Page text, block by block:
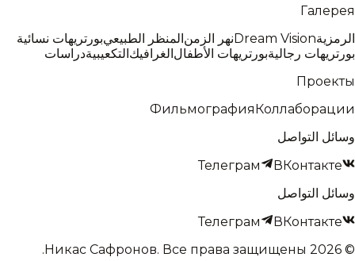
Галерея
الرمزيةDream Vision نهر الزمن المنظر الطبيعيبورتريهات نسائية
بورتريهات رجاليةبورتريهات الأطفال الغرافيك التكعيبيةدراسات
Проекты
Коллаборации
Фильмография
وسائل التواصل
ВКонтакте
Телеграм
وسائل التواصل
ВКонтакте
Телеграм
©
2026
Никас Сафронов. Все права защищены.